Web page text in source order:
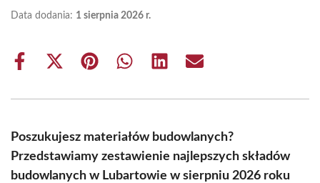
Data dodania: 1 sierpnia 2026 r.
Share
Share
(Twitter)
Share Share Share Share
Poszukujesz materiałów budowlanych?
Przedstawiamy zestawienie najlepszych składów
budowlanych w Lubartowie w sierpniu 2026 roku